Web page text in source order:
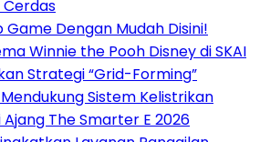
Cerdas
Game Dengan Mudah Disini!
Winnie the Pooh Disney di SKAI
Strategi “Grid-Forming”
Sistem Kelistrikan
The Smarter E 2026